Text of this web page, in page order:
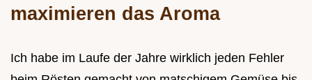
maximieren das Aroma
Ich habe im Laufe der Jahre wirklich jeden Fehler